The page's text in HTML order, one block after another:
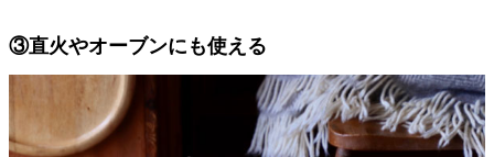
③直火やオーブンにも使える